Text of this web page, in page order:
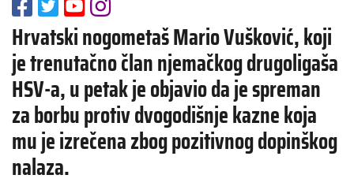
Hrvatski nogometaš Mario Vušković, koji
je trenutačno član njemačkog drugoligaša
HSV-a, u petak je objavio da je spreman
za borbu protiv dvogodišnje kazne koja
mu je izrečena zbog pozitivnog dopinškog
nalaza.